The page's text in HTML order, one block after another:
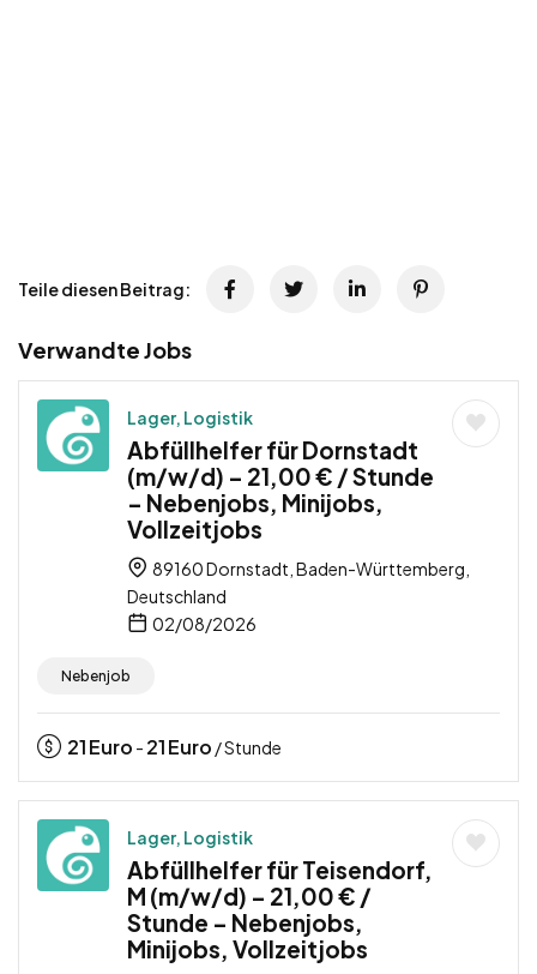
Teile diesen Beitrag:
Verwandte Jobs
Lager, Logistik
Abfüllhelfer für Dornstadt
(m/w/d) – 21,00 € / Stunde
– Nebenjobs, Minijobs,
Vollzeitjobs
89160 Dornstadt, Baden-Württemberg,
Deutschland
02/08/2026
Nebenjob
21Euro - 21Euro / Stunde
Lager, Logistik
Abfüllhelfer für Teisendorf,
M (m/w/d) – 21,00 € /
Stunde – Nebenjobs,
Minijobs, Vollzeitjobs